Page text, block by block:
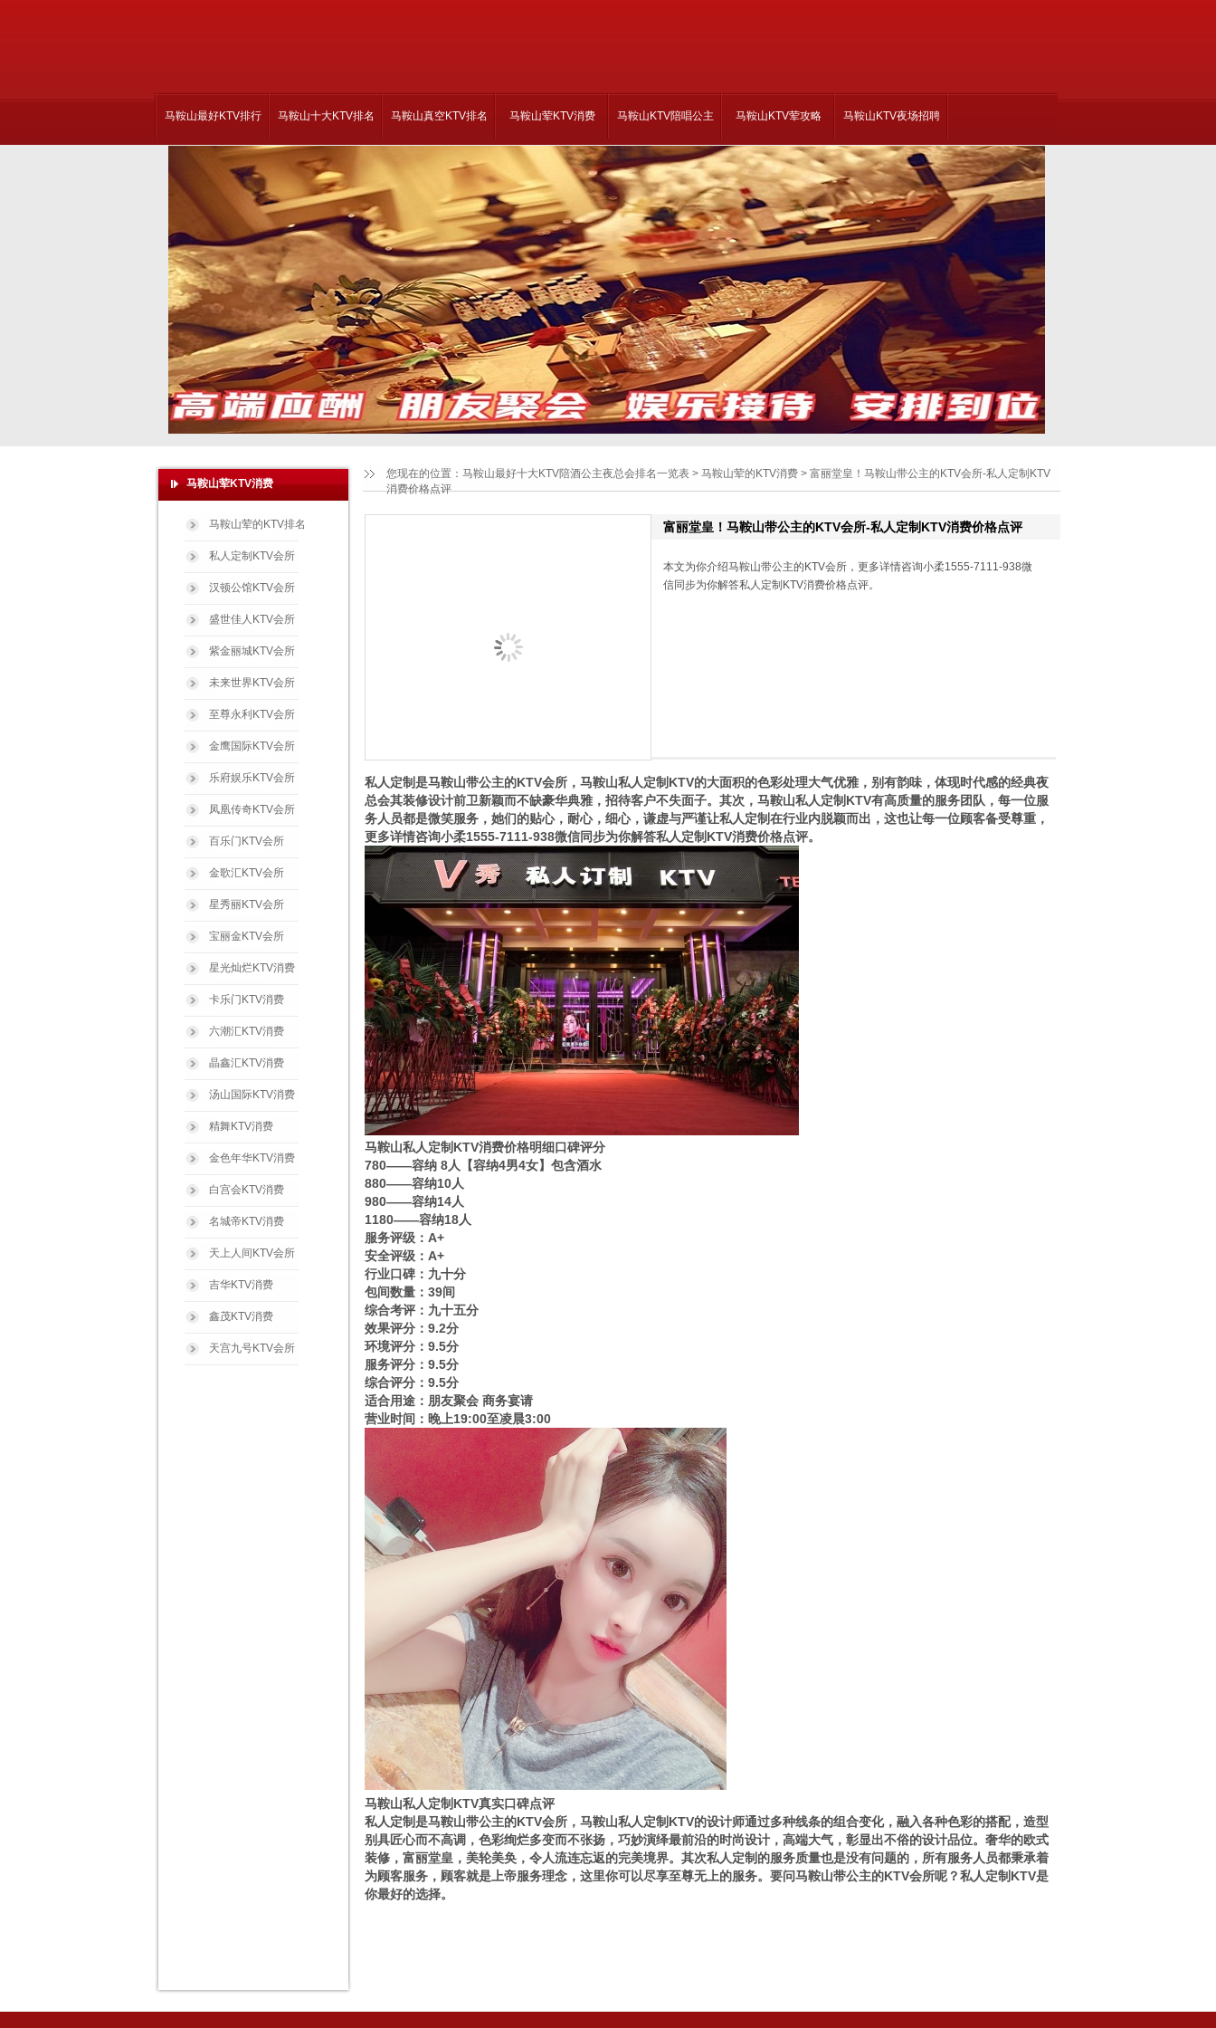
马鞍山最好KTV排行 马鞍山十大KTV排名 马鞍山真空KTV排名 马鞍山荤KTV消费 马鞍山KTV陪唱公主 马鞍山KTV荤攻略 马鞍山KTV夜场招聘
马鞍山荤KTV消费
马鞍山荤的KTV排名
私人定制KTV会所
汉顿公馆KTV会所
盛世佳人KTV会所
紫金丽城KTV会所
未来世界KTV会所
至尊永利KTV会所
金鹰国际KTV会所
乐府娱乐KTV会所
凤凰传奇KTV会所
百乐门KTV会所
金歌汇KTV会所
星秀丽KTV会所
宝丽金KTV会所
星光灿烂KTV消费
卡乐门KTV消费
六潮汇KTV消费
晶鑫汇KTV消费
汤山国际KTV消费
精舞KTV消费
金色年华KTV消费
白宫会KTV消费
名城帝KTV消费
天上人间KTV会所
吉华KTV消费
鑫茂KTV消费
天宫九号KTV会所
您现在的位置： 马鞍山最好十大KTV陪酒公主夜总会排名一览表 > 马鞍山荤的KTV消费 > 富丽堂皇！马鞍山带公主的KTV会所-私人定制KTV
消费价格点评
富丽堂皇！马鞍山带公主的KTV会所-私人定制KTV消费价格点评
本文为你介绍马鞍山带公主的KTV会所，更多详情咨询小柔1555-7111-938微
信同步为你解答私人定制KTV消费价格点评。
私人定制是马鞍山带公主的KTV会所，马鞍山私人定制KTV的大面积的色彩处理大气优雅，别有韵味，体现时代感的经典夜
总会其装修设计前卫新颖而不缺豪华典雅，招待客户不失面子。其次，马鞍山私人定制KTV有高质量的服务团队，每一位服
务人员都是微笑服务，她们的贴心，耐心，细心，谦虚与严谨让私人定制在行业内脱颖而出，这也让每一位顾客备受尊重，
更多详情咨询小柔1555-7111-938微信同步为你解答私人定制KTV消费价格点评。
马鞍山私人定制KTV消费价格明细口碑评分
780——容纳 8人【容纳4男4女】包含酒水
880——容纳10人
980——容纳14人
1180——容纳18人
服务评级：A+
安全评级：A+
行业口碑：九十分
包间数量：39间
综合考评：九十五分
效果评分：9.2分
环境评分：9.5分
服务评分：9.5分
综合评分：9.5分
适合用途：朋友聚会 商务宴请
营业时间：晚上19:00至凌晨3:00
马鞍山私人定制KTV真实口碑点评
私人定制是马鞍山带公主的KTV会所，马鞍山私人定制KTV的设计师通过多种线条的组合变化，融入各种色彩的搭配，造型
别具匠心而不高调，色彩绚烂多变而不张扬，巧妙演绎最前沿的时尚设计，高端大气，彰显出不俗的设计品位。奢华的欧式
装修，富丽堂皇，美轮美奂，令人流连忘返的完美境界。其次私人定制的服务质量也是没有问题的，所有服务人员都秉承着
为顾客服务，顾客就是上帝服务理念，这里你可以尽享至尊无上的服务。要问马鞍山带公主的KTV会所呢？私人定制KTV是
你最好的选择。